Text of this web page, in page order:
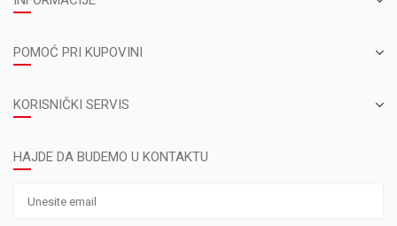
POMOĆ PRI KUPOVINI
KORISNIČKI SERVIS
HAJDE DA BUDEMO U KONTAKTU